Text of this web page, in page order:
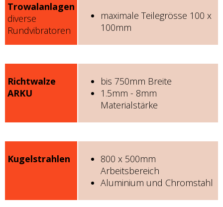
Trowalanlagen
diverse
Rundvibratoren
maximale Teilegrösse 100 x
100mm
Richtwalze
ARKU
bis 750mm Breite
1.5mm - 8mm
Materialstärke
Kugelstrahlen
800 x 500mm
Arbeitsbereich
Aluminium und Chromstahl